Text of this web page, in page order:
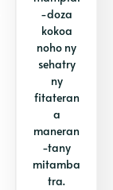
-doza
kokoa
noho ny
sehatry
ny
fitateran
a
maneran
-tany
mitamba
tra.